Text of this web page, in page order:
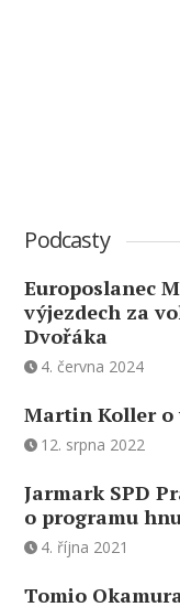
Podcasty
Europoslanec
výjezdech za
Dvořáka
4. června 2024
Martin Koller o
12. srpna 2022
Jarmark SPD
o programu
4. října 2021
Tomio